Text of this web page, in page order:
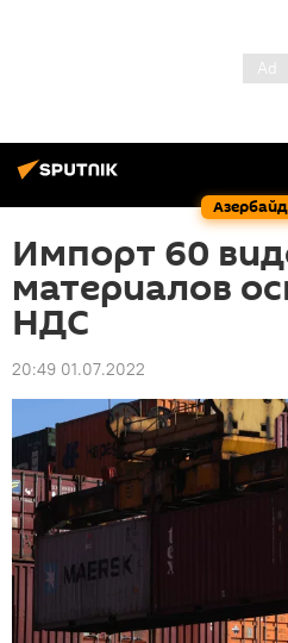
Импорт 60
материалов
НДС
20:49 01.07.2022